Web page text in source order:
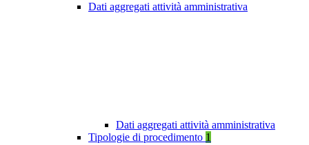
Dati aggregati attività amministrativa
Dati aggregati attività amministrativa
Tipologie di procedimento 1